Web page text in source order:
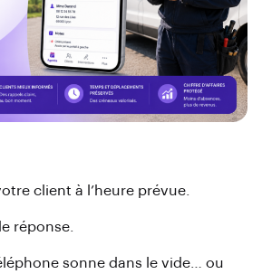
client à l’heure prévue.
réponse.
sonne dans le vide… ou